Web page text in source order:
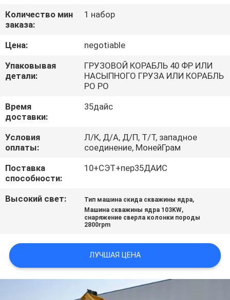
ПРОВЕРКА
КАЧЕСТВА
СВЯЖИТЕСЬ
МЫ
СПРОСИТЕ
КАРТА
САЙТА
Количество мин
заказа:
1 набор
Цена:
negotiable
Упаковывая
детали:
ГРУЗОВОЙ КОРАБЛЬ 40 ФР ИЛИ
НАСЫПНОГО ГРУЗА ИЛИ КОРАБЛЬ
РО РО
Время
доставки:
35дайс
Условия
оплаты:
Л/К, Д/А, Д/П, Т/Т, западное
соединение, МонейГрам
Поставка
способности:
10+СЭТ+пер35ДАИС
Высокий свет: Тип машина скида скважины ядра,
Машина скважины ядра 103KW,
снаряжение сверла колонки породы
2800rpm
ЛУЧШАЯ ЦЕНА